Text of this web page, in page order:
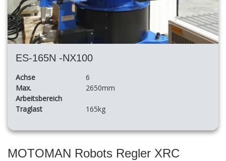
ES-165N -NX100
Achse
6
Max.
Arbeitsbereich
2650mm
Traglast 165kg
MOTOMAN Robots Regler XRC